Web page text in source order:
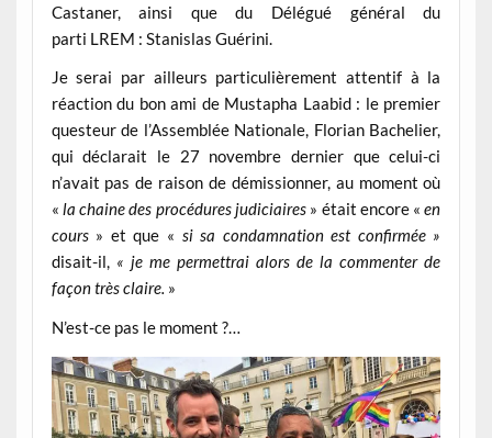
Castaner, ainsi que du Délégué général du
parti LREM : Stanislas Guérini.
Je serai par ailleurs particulièrement attentif à la
réaction du bon ami de Mustapha Laabid : le premier
questeur de l’Assemblée Nationale, Florian Bachelier,
qui déclarait le 27 novembre dernier que celui-ci
n’avait pas de raison de démissionner, au moment où
« la chaine des procédures judiciaires » était encore «en
cours» et que « si sa condamnation est confirmée »
disait-il,« je me permettrai alors de la commenter de
façon très claire. »
N’est-ce pas le moment ?…